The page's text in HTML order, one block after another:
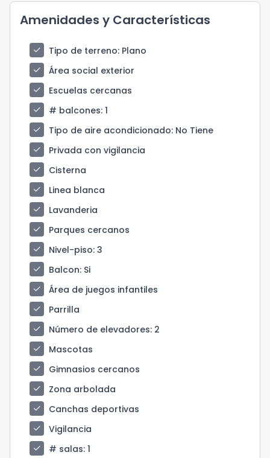
Amenidades y Características
check Tipo de terreno: Plano
check
Área social exterior
check
Escuelas cercanas
check
# balcones: 1
check
Tipo de aire acondicionado: No Tiene
check
Privada con vigilancia
check
Cisterna
check
Linea blanca
check
Lavanderia
check
Parques cercanos
check
Nivel-piso: 3
check
Balcon: Si
check
Área de juegos infantiles
check
Parrilla
check
Número de elevadores: 2
check
Mascotas
check
Gimnasios cercanos
check
Zona arbolada
check
Canchas deportivas
check
Vigilancia
check
# salas: 1